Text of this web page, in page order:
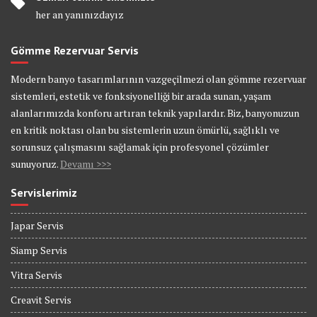
her an yanınızdayız
Gömme Rezervuar Servis
Modern banyo tasarımlarının vazgeçilmezi olan gömme rezervuar
sistemleri, estetik ve fonksiyonelliği bir arada sunan, yaşam
alanlarımızda konforu artıran teknik yapılardır. Biz, banyonuzun
en kritik noktası olan bu sistemlerin uzun ömürlü, sağlıklı ve
sorunsuz çalışmasını sağlamak için profesyonel çözümler
sunuyoruz.Devamı >>>
Servislerimiz
Japar Servis
Siamp Servis
Vitra Servis
Creavit Servis